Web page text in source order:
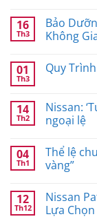
16
Th3
Bảo
Không
01
Th3
Quy
14
Th2
Nissan:
ngoại lệ
04
Th1
Thể lệ
vàng”
12
Th12
Nissan
Lựa